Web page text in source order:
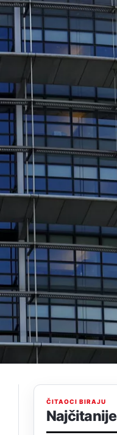
ČITAOCI BIRAJU
Najčitanije